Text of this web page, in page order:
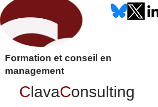
Formation et conseil en
management
ClavaConsulting